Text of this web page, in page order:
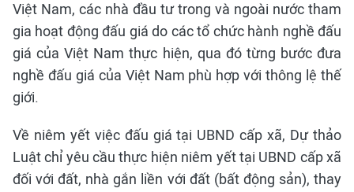
Việt Nam, các nhà đầu tư trong và ngoài nước tham
gia hoạt động đấu giá do các tổ chức hành nghề đấu
giá của Việt Nam thực hiện, qua đó từng bước đưa
nghề đấu giá của Việt Nam phù hợp với thông lệ thế
giới.
Về niêm yết việc đấu giá tại UBND cấp xã, Dự thảo
Luật chỉ yêu cầu thực hiện niêm yết tại UBND cấp xã
đối với đất, nhà gắn liền với đất (bất động sản), thay